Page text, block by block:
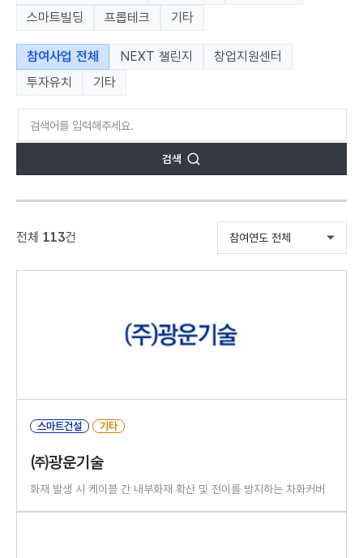
스마트빌딩
프롭테크 기타
참여사업 전체 NEXT 챌린지
창업지원센터
투자유치
기타
검색
전체 113건
스마트건설 기타
㈜광운기술
화재 발생 시 케이블 간 내부화재 확산 및 전이를 방지하는 차화커버